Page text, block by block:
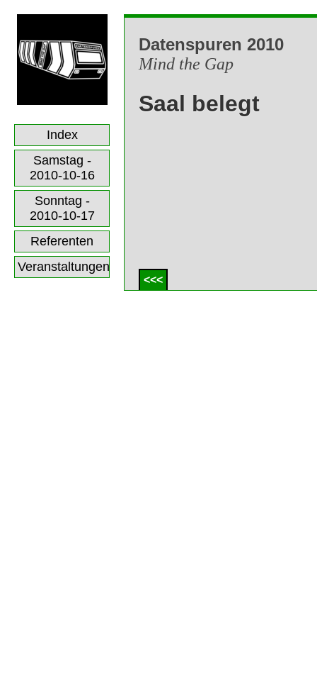
Index
Samstag -
2010-10-16
Sonntag -
2010-10-17
Referenten
Veranstaltungen
Datenspuren 2010
Mind the Gap
Saal belegt
<<<